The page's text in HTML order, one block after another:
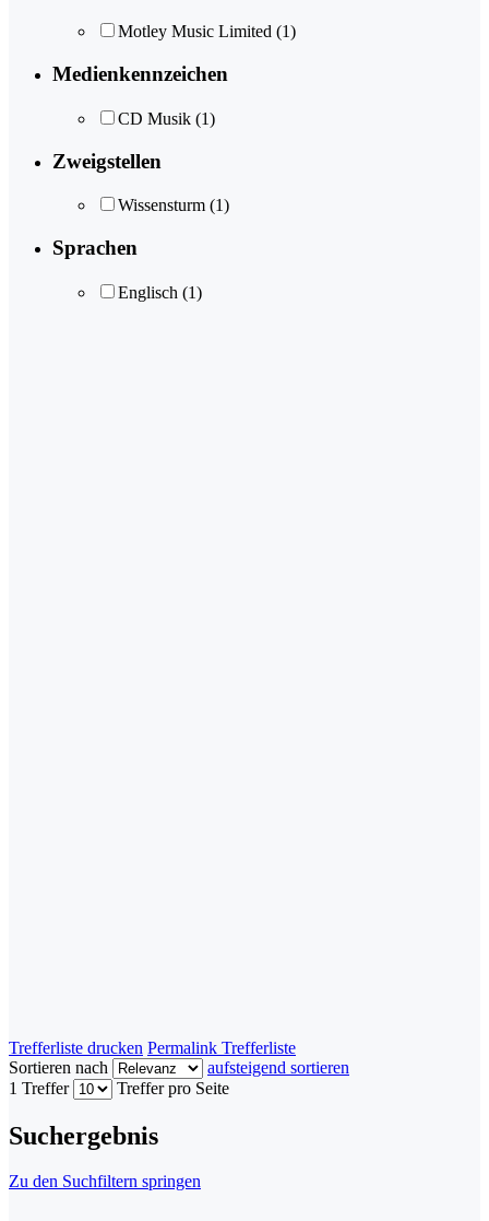
Motley Music Limited (1)
Medienkennzeichen
CD Musik (1)
Zweigstellen
Wissensturm (1)
Sprachen
Englisch (1)
Trefferliste drucken Permalink Trefferliste
Sortieren nach
aufsteigend sortieren
1 Treffer
Treffer pro Seite
Suchergebnis
Zu den Suchfiltern springen